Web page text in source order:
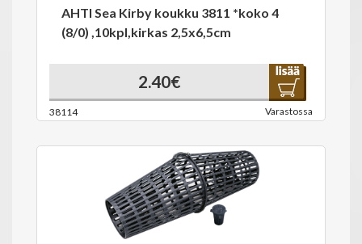
AHTI Sea Kirby koukku 3811 *koko 4
(8/0) ,10kpl,kirkas 2,5x6,5cm
2.40€
38114 Varastossa